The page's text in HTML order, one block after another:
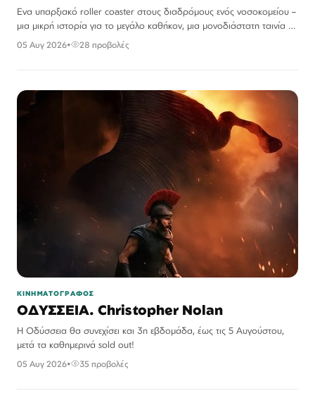
Ενα υπαρξιακό roller coaster στους διαδρόμους ενός νοσοκομείου –
μια μικρή ιστορία για το μεγάλο καθήκον, μια μονοδιάστατη ταινία με
μια πολυεπίπεδη ερμηνεία.
05 Αυγ 2026• 28 προβολές
ΚΙΝΗΜΑΤΟΓΡΑΦΟΣ
ΟΔΥΣΣΕΙΑ. Christopher Nolan
Η Οδύσσεια θα συνεχίσει και 3η εβδομάδα, έως τις 5 Αυγούστου,
μετά τα καθημερινά sold out!
05 Αυγ 2026• 35 προβολές